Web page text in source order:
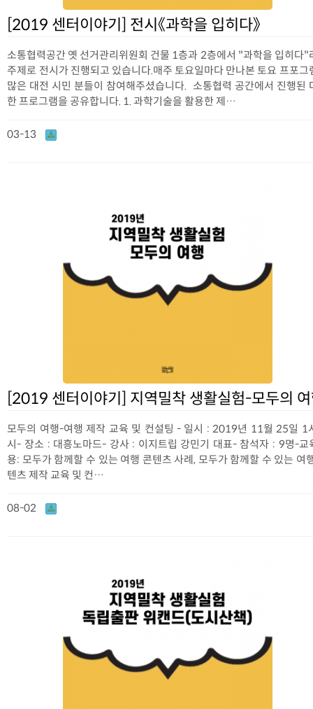
[2019 센터이야기] 전시《과학을 입히다》
소통협력공간 옛 선거관리위원회 건물 1층과 2층에서 "과학을 입히다"
주제로 전시가 진행되고 있습니다.매주 토요일마다 만나본 토요 프포그
많은 대전 시민 분들이 참여해주셨습니다. 소통협력 공간에서 진행된
한 프로그램을 공유합니다. 1. 과학기술을 활용한 제…
03-13
[2019 센터이야기] 지역밀착 생활실험-모두의
모두의 여행-여행 제작 교육 및 컨설팅 - 일시 : 2019년 11월 25일 1
시- 장소 : 대흥노마드- 강사 : 이지트립 강민기 대표- 참석자 : 9명-교
용: 모두가 함께할 수 있는 여행 콘텐츠 사례, 모두가 함께할 수 있는 여
텐츠 제작 교육 및 컨…
08-02